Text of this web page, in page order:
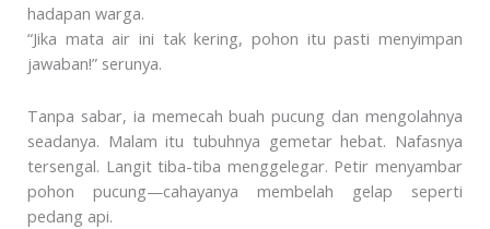
hadapan warga.
“Jika mata air ini tak kering, pohon itu pasti menyimpan
jawaban!” serunya.
Tanpa sabar, ia memecah buah pucung dan mengolahnya
seadanya. Malam itu tubuhnya gemetar hebat. Nafasnya
tersengal. Langit tiba-tiba menggelegar. Petir menyambar
pohon pucung—cahayanya membelah gelap seperti
pedang api.